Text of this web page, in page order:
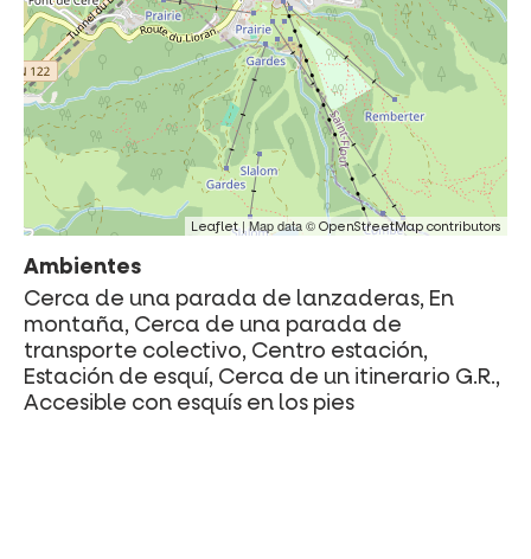
Leaflet | Map data © OpenStreetMap contributors
Ambientes
Cerca de una parada de lanzaderas, En
montaña, Cerca de una parada de
transporte colectivo, Centro estación,
Estación de esquí, Cerca de un itinerario G.R.,
Accesible con esquís en los pies